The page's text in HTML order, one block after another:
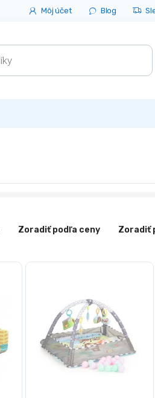
Môj účet Blog
Zoradiť podľa ceny Zoradiť